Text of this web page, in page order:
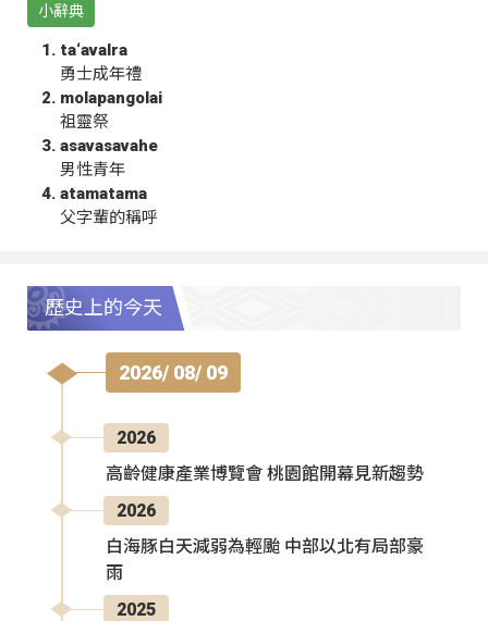
小辭典
ta‘avalra
勇士成年禮
molapangolai
祖靈祭
asavasavahe
男性青年
atamatama
父字輩的稱呼
歷史上的今天
2026/ 08/ 09
2026
高齡健康產業博覽會 桃園館開幕見新趨勢
2026
白海豚白天減弱為輕颱 中部以北有局部豪
雨
2025